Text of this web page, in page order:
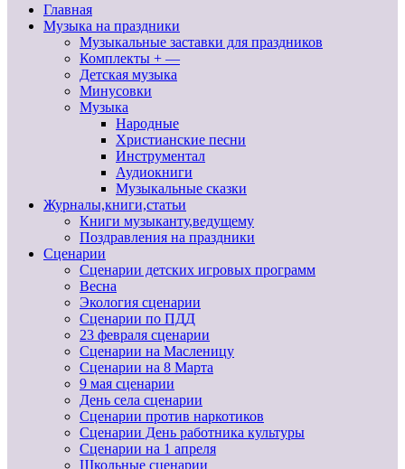
Главная
Музыка на праздники
Музыкальные заставки для праздников
Комплекты + —
Детская музыка
Минусовки
Музыка
Народные
Христианские песни
Инструментал
Аудиокниги
Музыкальные сказки
Журналы,книги,статьи
Книги музыканту,ведущему
Поздравления на праздники
Сценарии
Сценарии детских игровых программ
Весна
Экология сценарии
Сценарии по ПДД
23 февраля сценарии
Сценарии на Масленицу
Сценарии на 8 Марта
9 мая сценарии
День села сценарии
Сценарии против наркотиков
Сценарии День работника культуры
Сценарии на 1 апреля
Школьные сценарии